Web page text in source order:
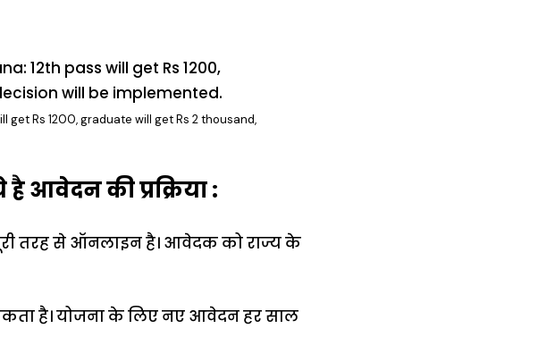
get Rs 1200, graduate will get Rs 2 thousand,
है आवेदन की प्रक्रिया :
पूरी तरह से ऑनलाइन है। आवेदक को राज्य के
है। योजना के लिए नए आवेदन हर साल